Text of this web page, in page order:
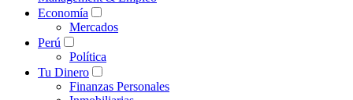
Economía
Mercados
Perú
Política
Tu Dinero
Finanzas Personales